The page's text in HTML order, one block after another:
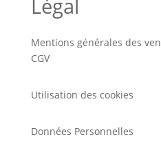
Légal
Mentions générales des
CGV
Utilisation des cookies
Données Personnelles